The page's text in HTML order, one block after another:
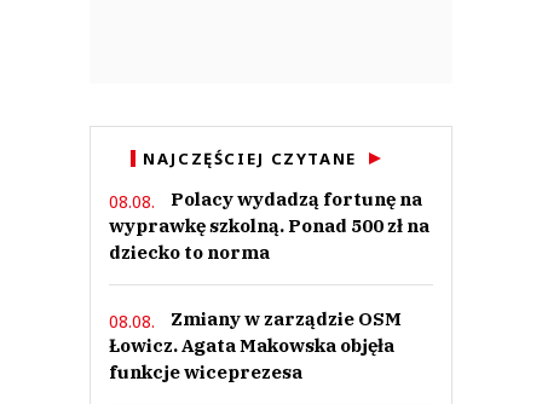
NAJCZĘŚCIEJ CZYTANE
08.08.
Polacy wydadzą fortunę na
wyprawkę szkolną. Ponad 500 zł na
dziecko to norma
08.08.
Zmiany w zarządzie OSM
Łowicz. Agata Makowska objęła
funkcje wiceprezesa